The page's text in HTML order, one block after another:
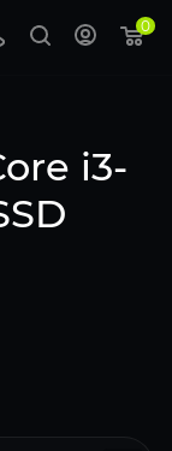
0
i3-